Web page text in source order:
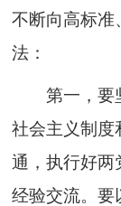
不断向高标准
法：
第一，要
社会主义制度
通，执行好两
经验交流。要